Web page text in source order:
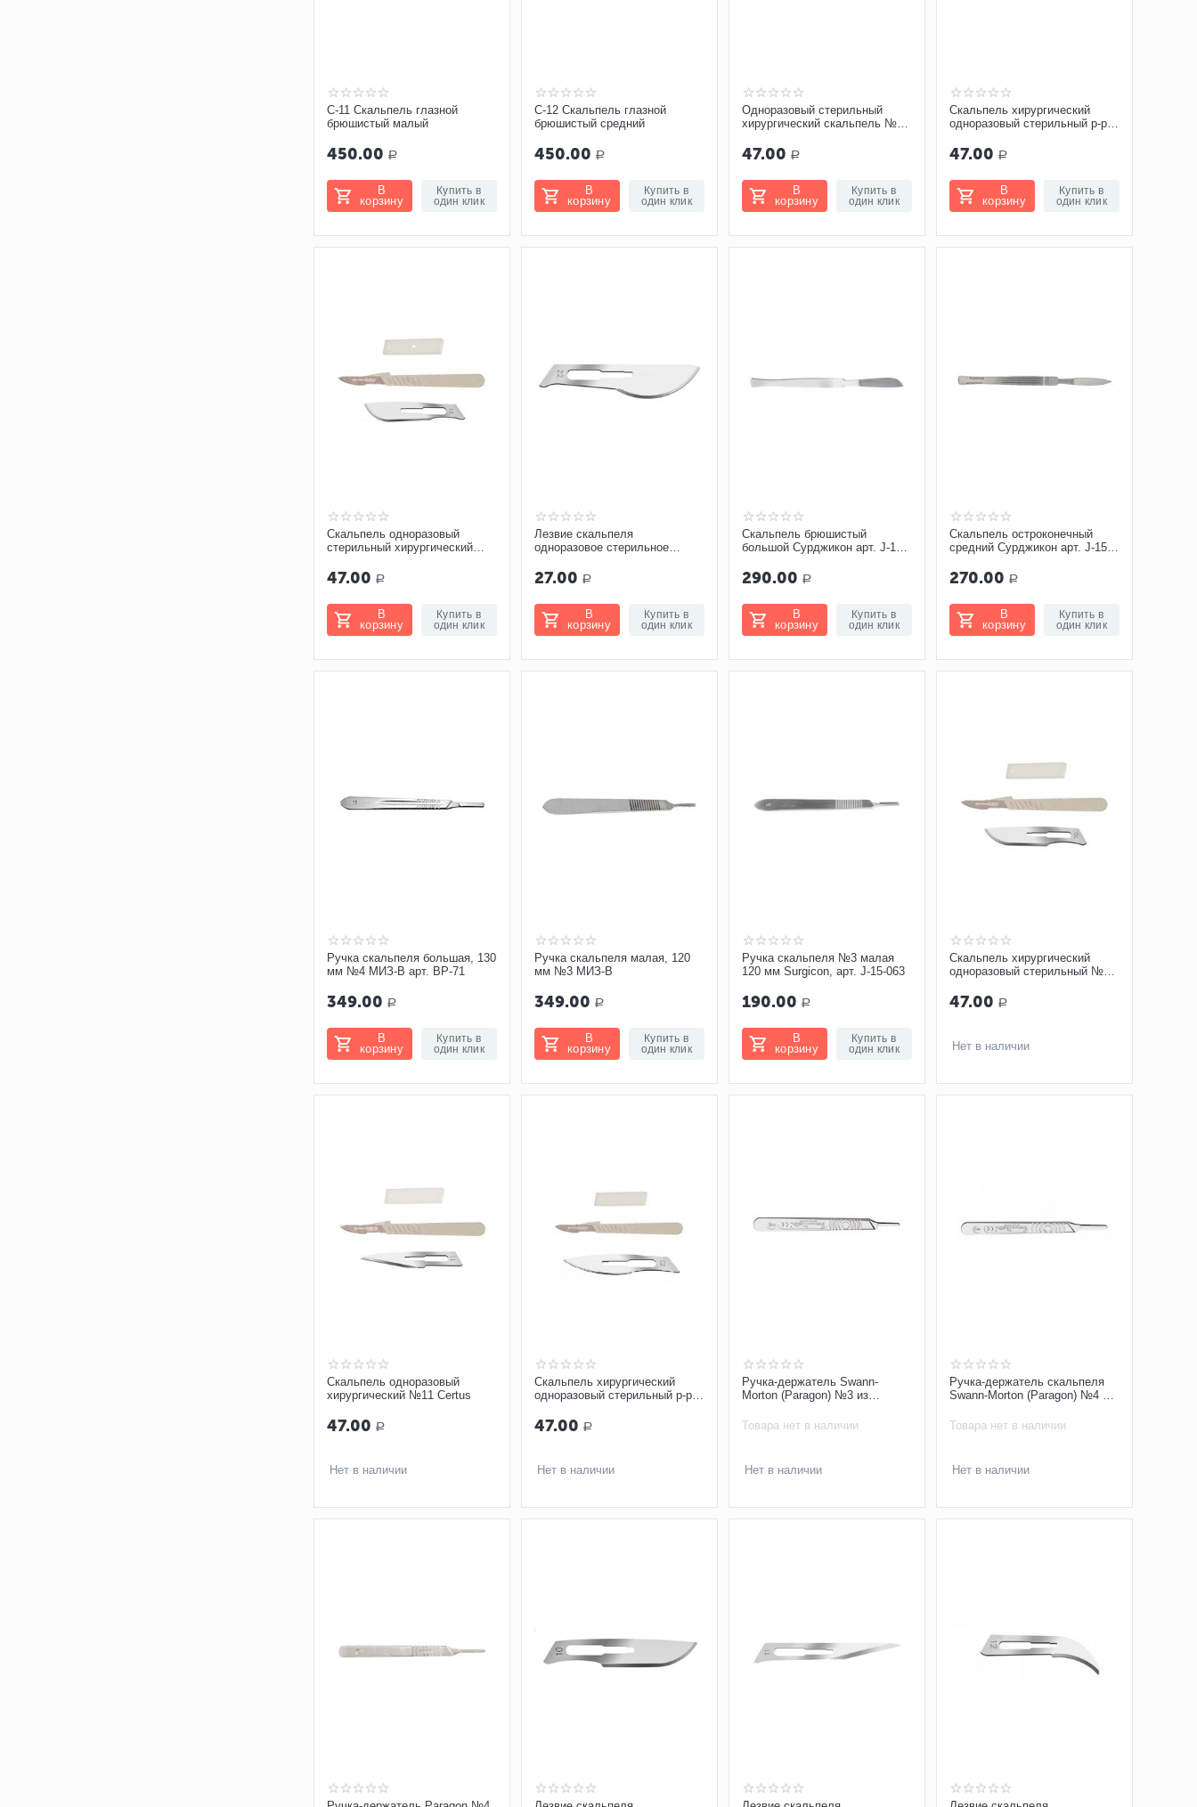
С-11 Скальпель глазной
брюшистый малый
450.00 Р
В
корзину
Купить в
один клик
С-12 Скальпель глазной
брюшистый средний
450.00 Р
В
корзину
Купить в
один клик
Одноразовый стерильный
хирургический скальпель №13
47.00 Р
В
корзину
Купить в
один клик
Скальпель хирургический
одноразовый стерильный р-р
47.00 Р
В
корзину
Купить в
один клик
Скальпель одноразовый
стерильный хирургический
47.00 Р
В
корзину
Купить в
один клик
Лезвие скальпеля
одноразовое стерильное
27.00 Р
В
корзину
Купить в
один клик
Скальпель брюшистый
большой Сурджикон арт. J-15-
290.00 Р
В
корзину
Купить в
один клик
Скальпель остроконечный
средний Сурджикон арт. J-15-
270.00 Р
В
корзину
Купить в
один клик
Ручка скальпеля большая, 130
мм №4 МИЗ-В арт. ВР-71
349.00 Р
В
корзину
Купить в
один клик
Ручка скальпеля малая, 120
мм №3 МИЗ-В
349.00 Р
В
корзину
Купить в
один клик
Ручка скальпеля №3 малая
120 мм Surgicon, арт. J-15-063
190.00 Р
В
корзину
Купить в
один клик
Скальпель хирургический
одноразовый стерильный №10
47.00 Р
Нет в наличии
Скальпель одноразовый
хирургический №11 Certus
47.00 Р
Нет в наличии
Скальпель хирургический
одноразовый стерильный р-р
47.00 Р
Нет в наличии
Ручка-держатель Swann-
Morton (Paragon) №3 из
Товара нет в наличии
Нет в наличии
Ручка-держатель скальпеля
Swann-Morton (Paragon) №4 из
Товара нет в наличии
Нет в наличии